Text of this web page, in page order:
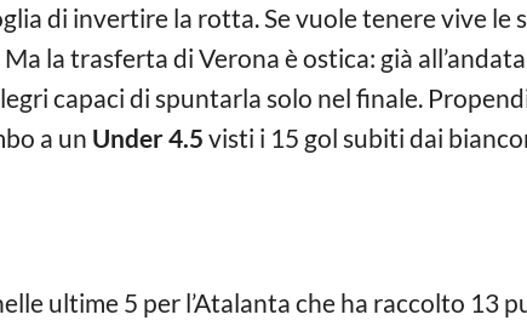
di invertire la rotta. Se vuole tenere vive le
la trasferta di Verona è ostica: già
capaci di spuntarla solo nel finale.
a un Under 4.5 visti i 15 gol subiti dai
ultime 5 per l’Atalanta che ha raccolto 13